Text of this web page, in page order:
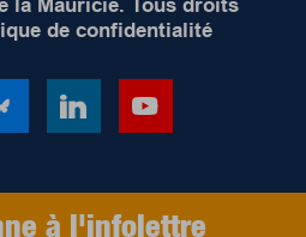
la Mauricie. Tous droits
de confidentialité
à l'infolettre